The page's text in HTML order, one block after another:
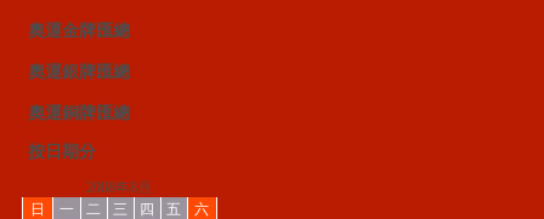
奧運金牌匯總
奧運銀牌匯總
奧運銅牌匯總
按日期分
2008年8月
日
一 二 三 四 五
六